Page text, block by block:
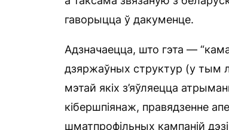
гаворыцца ў дакуменце.
Адзначаецца, што гэта —
дзяржаўных структур (у тым
мэтай якіх з’яўляецца
кібершпіянаж, правядзенне
шматпрофільных кампаній